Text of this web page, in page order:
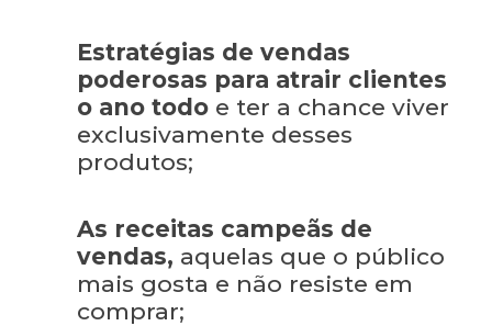
Estratégias de vendas
poderosas para atrair clientes
o ano todo e ter a chance viver
exclusivamente desses
produtos;
As receitas campeãs de
vendas, aquelas que o público
mais gosta e não resiste em
comprar;